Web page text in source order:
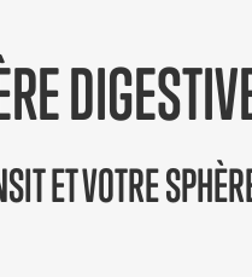
ET VOTRE